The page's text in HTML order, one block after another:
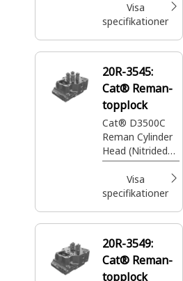
Visa
specifikationer
20R-3545:
Cat® Reman-
topplock
Cat® D3500C
Reman Cylinder
Head (Nitrided
Seats)
Visa
specifikationer
20R-3549:
Cat® Reman-
topplock